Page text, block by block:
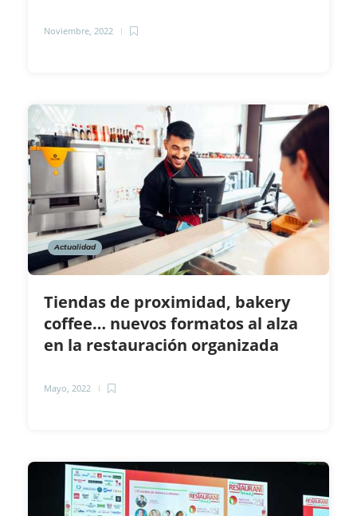
Noviembre, 2022
Actualidad
Tiendas de proximidad, bakery
coffee… nuevos formatos al alza
en la restauración organizada
Mayo, 2022